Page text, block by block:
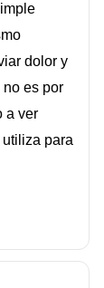
dolor y
es por
a ver
para